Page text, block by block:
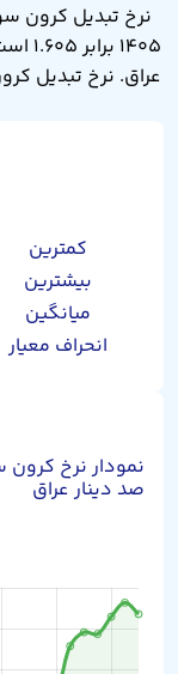
عراق. نرخ تبدیل کرون
کمترین
بیشترین
میانگین
انحراف معیار
نمودار نرخ کرون
صد دینار عراق